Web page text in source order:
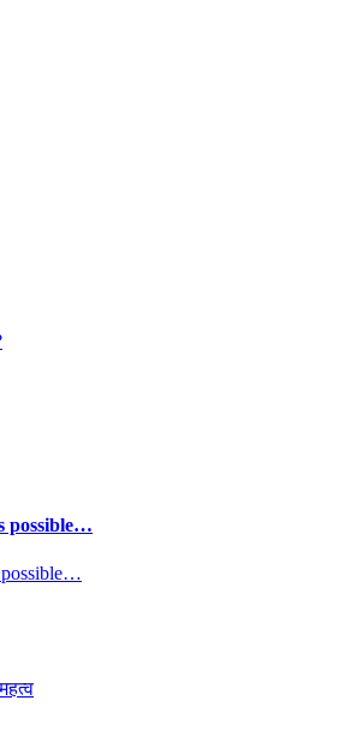
possible…